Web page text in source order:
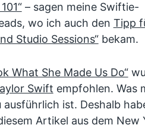
– sagen meine Swiftie-
wo ich auch den Tipp
Studio Sessions“bekam.
What She Made Us Do“
Swift empfohlen. Was
ist. Deshalb
Artikel aus dem New